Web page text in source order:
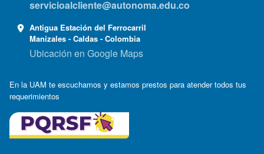
servicioalcliente@autonoma.edu.co
Antigua Estación del Ferrocarril
Manizales - Caldas - Colombia
Ubicación en Google Maps
En la UAM te escuchamos y estamos prestos para atender todos tus
requerimientos